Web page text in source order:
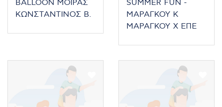
BALLOON ΜΟΙΡΑΣ
ΚΩΝΣΤΑΝΤΙΝΟΣ Β.
SUMMER FUN -
ΜΑΡΑΓΚΟΥ Κ
ΜΑΡΑΓΚΟΥ Χ ΕΠΕ